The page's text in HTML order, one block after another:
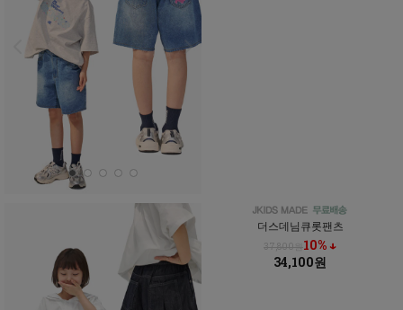
더스데님큐롯팬츠
37,800원10% ↓
34,100원